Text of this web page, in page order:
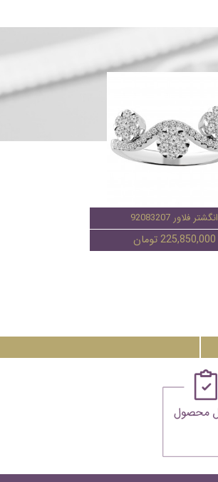
انگشتر فلاور 92083207
225,850,000 تومان